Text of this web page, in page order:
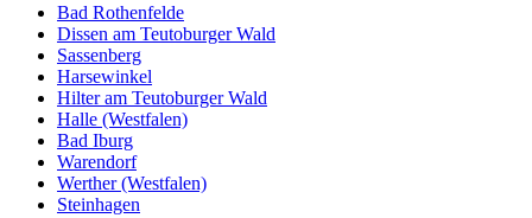
Bad Rothenfelde
Dissen am Teutoburger Wald
Sassenberg
Harsewinkel
Hilter am Teutoburger Wald
Halle (Westfalen)
Bad Iburg
Warendorf
Werther (Westfalen)
Steinhagen